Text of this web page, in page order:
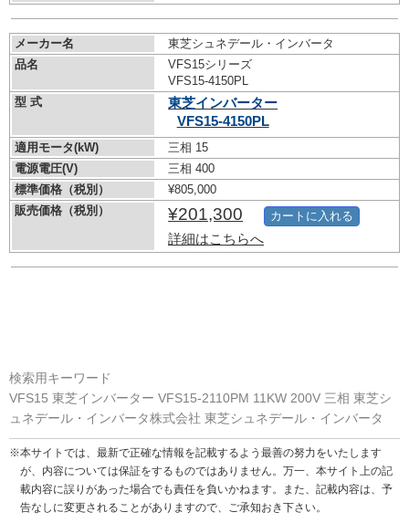
メーカー名
東芝シュネデール・インバータ
品名
VFS15シリーズ
VFS15-4150PL
型 式
東芝インバーター
VFS15-4150PL
適用モータ(kW)
三相 15
電源電圧(V)
三相 400
標準価格（税別）
¥805,000
販売価格（税別）
¥201,300
詳細はこちらへ
カートに入れる
検索用キーワード
VFS15 東芝インバーター VFS15-2110PM 11KW 200V 三相 東芝シ
ュネデール・インバータ株式会社 東芝シュネデール・インバータ
※本サイトでは、最新で正確な情報を記載するよう最善の努力をいたします
が、内容については保証をするものではありません。万一、本サイト上の記
載内容に誤りがあった場合でも責任を負いかねます。また、記載内容は、予
告なしに変更されることがありますので、ご承知おき下さい。